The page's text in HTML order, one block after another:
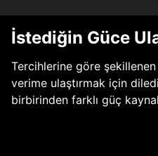
İstediğin Güce
Tercihlerine göre
verime ulaştırmak için
birbirinden farklı güç